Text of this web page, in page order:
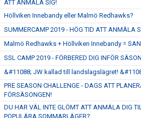
ATT ANMÄLA SIG!
Höllviken Innebandy eller Malmö Redhawks?
SUMMERCAMP 2019 - HÖG TID ATT ANMÄLA
Malmö Redhawks + Höllviken Innebandy =
SSL CAMP 2019 - FÖRBERED DIG INFÖR
&#11088; JW kallad till landslagslägret!
PRE SEASON CHALLENGE - DAGS ATT
FÖRSÄSONGEN!
DU HAR VÄL INTE GLÖMT ATT ANMÄLA DIG
POPULÄRA SOMMARLÄGER?